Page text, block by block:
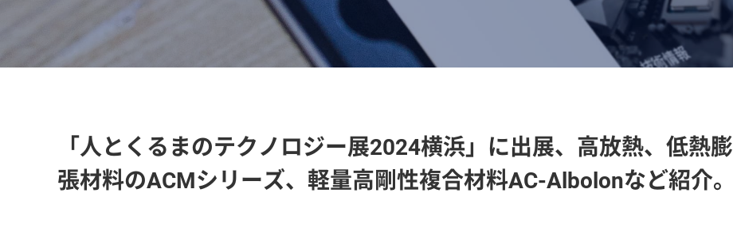
「人とくるまのテクノロジー展2024横浜」に出展、高放熱、低熱膨
張材料のACMシリーズ、軽量高剛性複合材料AC-Albolonなど紹介。